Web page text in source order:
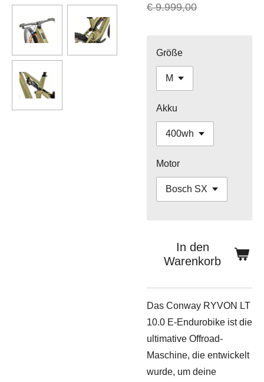
€ 9.999,00
Größe
Akku
Motor
In den
Warenkorb
Das Conway RYVON LT
10.0 E-Endurobike ist die
ultimative Offroad-
Maschine, die entwickelt
wurde, um deine